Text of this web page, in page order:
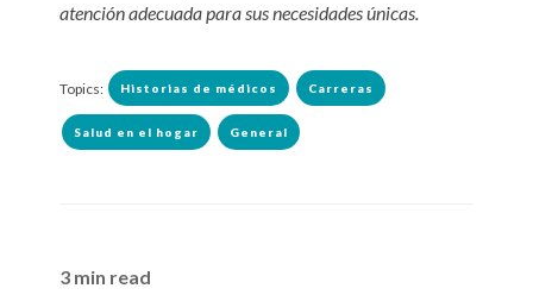
atención adecuada para sus necesidades únicas.
Topics: Historias de médicos Carreras
Salud en el hogar General
3 min read